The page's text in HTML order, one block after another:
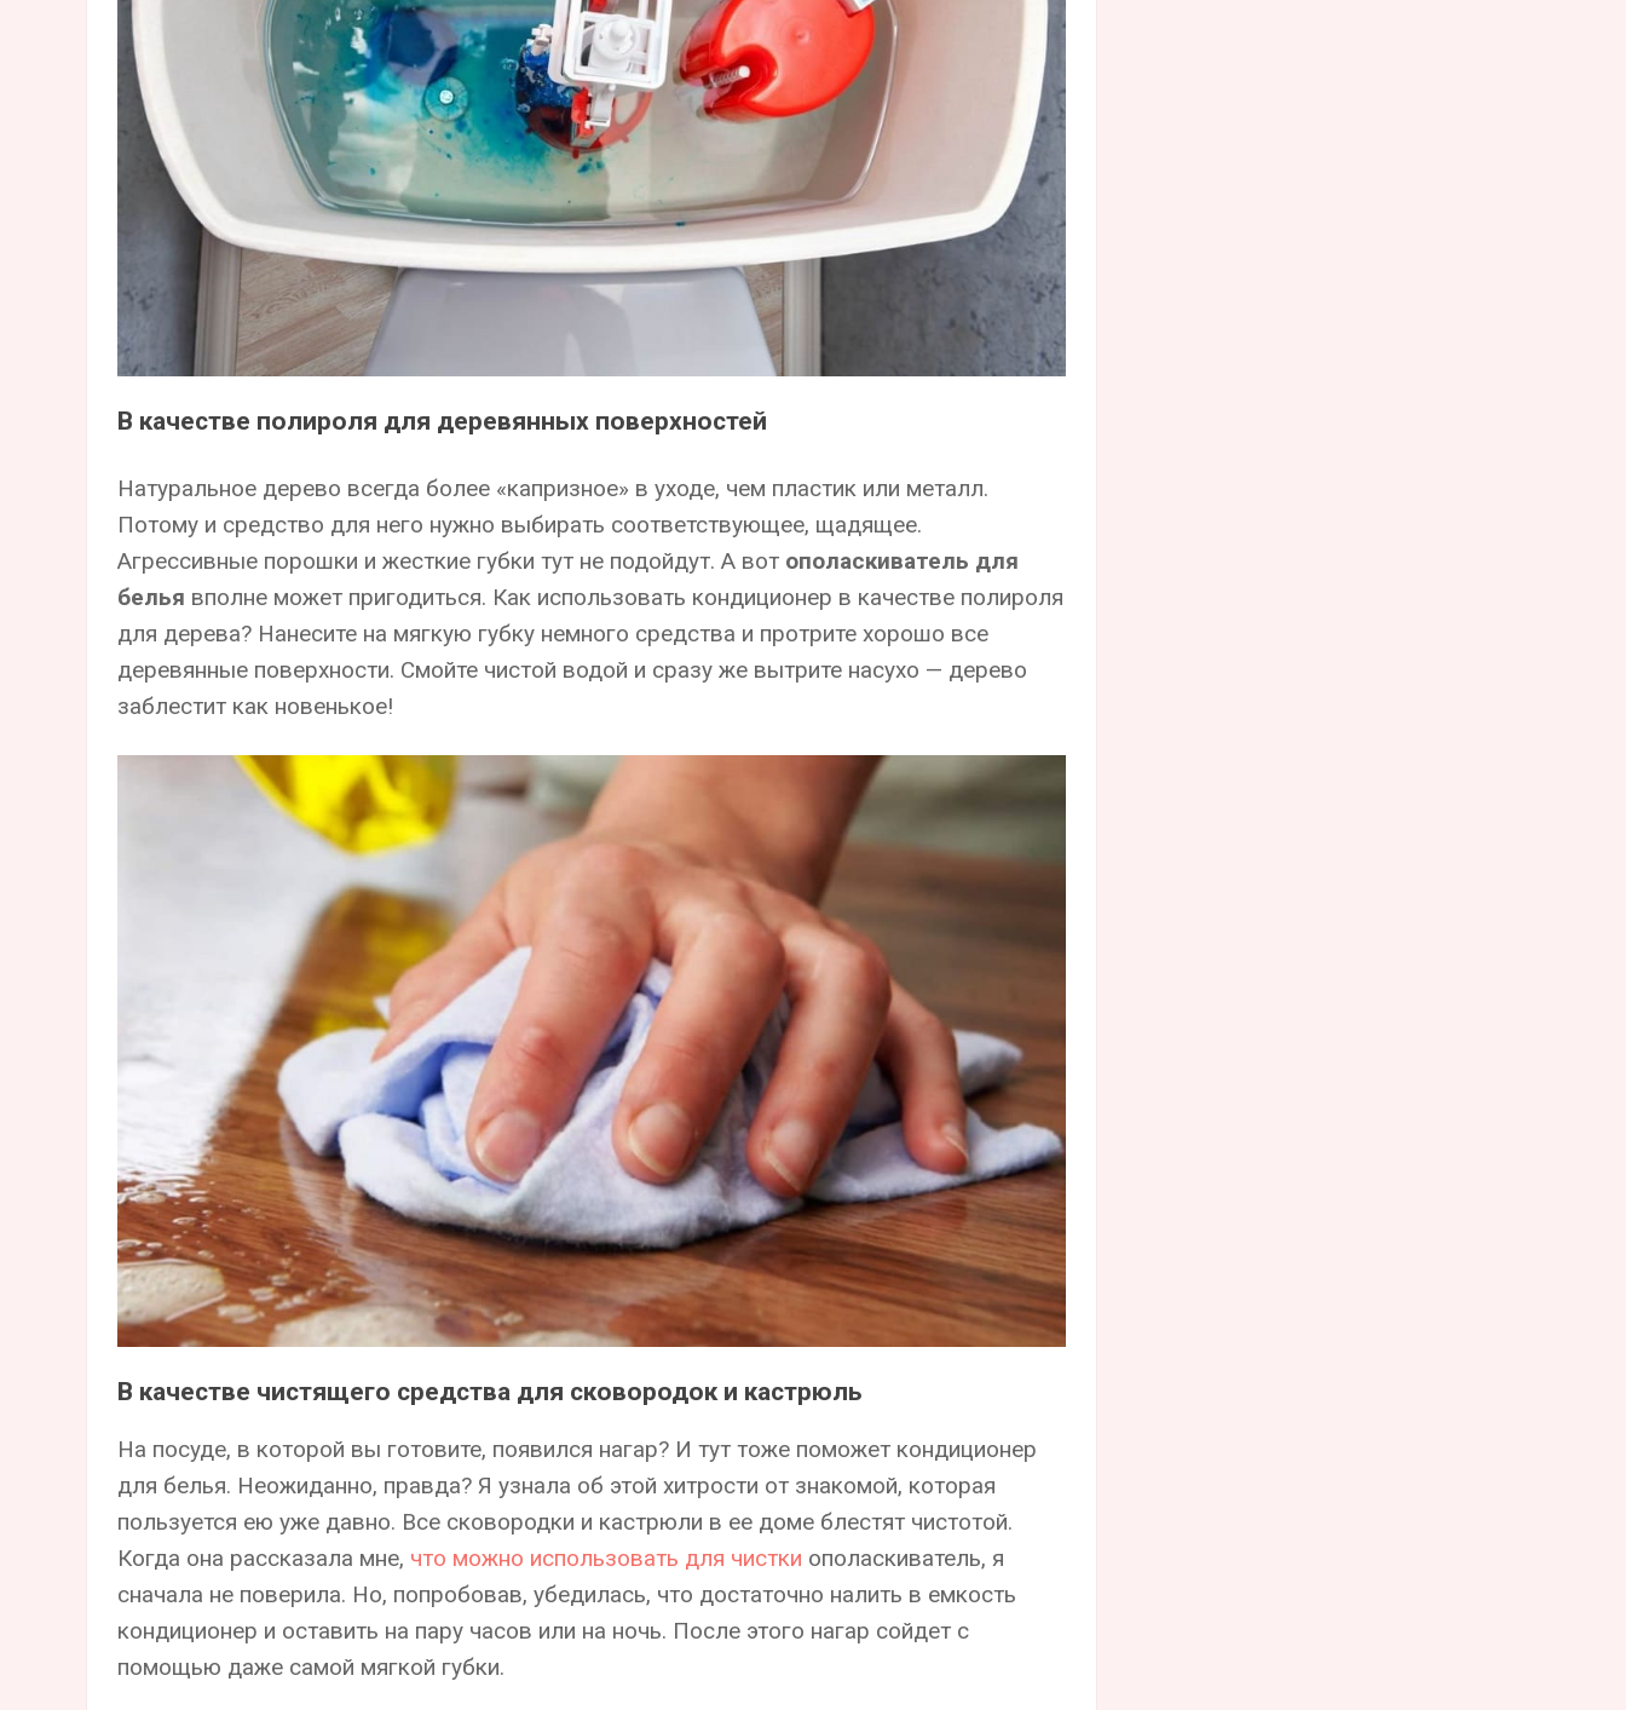
В качестве полироля для деревянных поверхностей
Натуральное дерево всегда более «капризное» в уходе, чем пластик или металл.
Потому и средство для него нужно выбирать соответствующее, щадящее.
Агрессивные порошки и жесткие губки тут не подойдут. А вот ополаскиватель для
белья вполне может пригодиться. Как использовать кондиционер в качестве полироля
для дерева? Нанесите на мягкую губку немного средства и протрите хорошо все
деревянные поверхности. Смойте чистой водой и сразу же вытрите насухо — дерево
заблестит как новенькое!
В качестве чистящего средства для сковородок и кастрюль
На посуде, в которой вы готовите, появился нагар? И тут тоже поможет кондиционер
для белья. Неожиданно, правда? Я узнала об этой хитрости от знакомой, которая
пользуется ею уже давно. Все сковородки и кастрюли в ее доме блестят чистотой.
Когда она рассказала мне, что можно использовать для чистки ополаскиватель, я
сначала не поверила. Но, попробовав, убедилась, что достаточно налить в емкость
кондиционер и оставить на пару часов или на ночь. После этого нагар сойдет с
помощью даже самой мягкой губки.